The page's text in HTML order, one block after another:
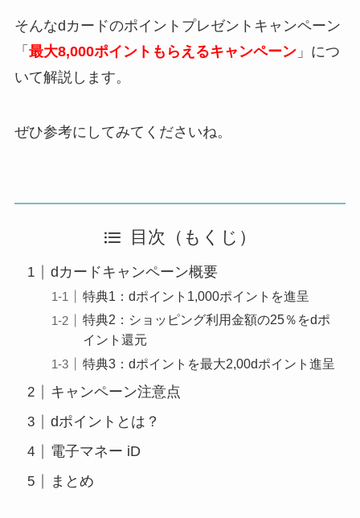
そんなdカードのポイントプレゼントキャンペーン
「 最大8,000ポイントもらえるキャンペーン」につ
いて解説します。
ぜひ参考にしてみてくださいね。
目次（もくじ）
dカードキャンペーン概要
特典1：dポイント1,000ポイントを進呈
特典2：ショッピング利用金額の25％をdポ
イント還元
特典3：dポイントを最大2,00dポイント進呈
キャンペーン注意点
dポイントとは？
電子マネー iD
まとめ